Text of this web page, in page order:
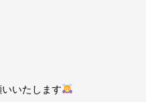
いたします